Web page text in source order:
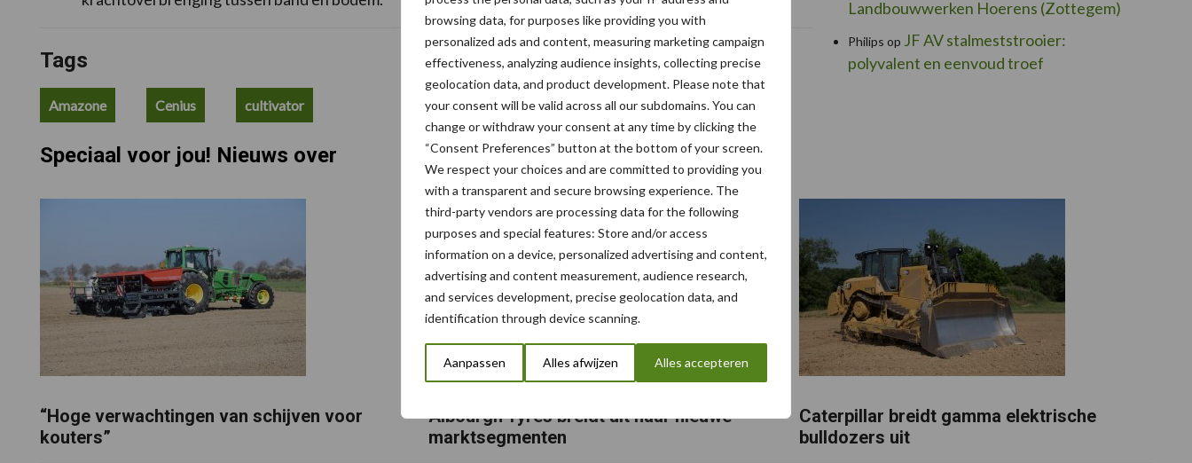
browsing data, for purposes like providing you with
personalized ads and content, measuring marketing campaign
effectiveness, analyzing audience insights, collecting precise
geolocation data, and product development. Please note that
your consent will be valid across all our subdomains. You can
change or withdraw your consent at any time by clicking the
“Consent Preferences” button at the bottom of your screen.
We respect your choices and are committed to providing you
with a transparent and secure browsing experience. The
third-party vendors are processing data for the following
purposes and special features: Store and/or access
information on a device, personalized advertising and content,
advertising and content measurement, audience research,
and services development, precise geolocation data, and
identification through device scanning.
Aanpassen Alles afwijzen Alles accepteren
Tags
Amazone Cenius cultivator
Landbouwwerken Hoerens (Zottegem)
Philips op JF AV stalmeststrooier:
polyvalent en eenvoud troef
Speciaal voor jou! Nieuws over
“Hoge verwachtingen van schijven voor
kouters”
Albourgh Tyres breidt uit naar nieuwe
marktsegmenten
Caterpillar breidt gamma elektrische
bulldozers uit